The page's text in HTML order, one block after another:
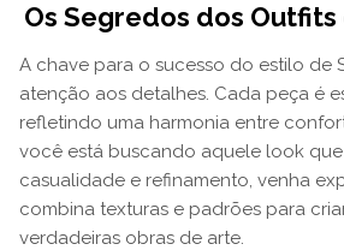
Os Segredos dos Outfits
A chave para o sucesso do estilo de
atenção aos detalhes. Cada peça é
refletindo uma harmonia entre
você está buscando aquele look
casualidade e refinamento, venha
combina texturas e padrões para
verdadeiras obras de arte.